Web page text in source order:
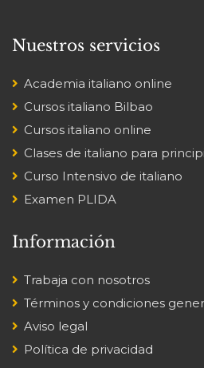
Nuestros servicios
Academia italiano online
Cursos italiano Bilbao
Cursos italiano online
Clases de italiano para
Curso Intensivo de italiano
Examen PLIDA
Información
Trabaja con nosotros
Términos y condiciones
Aviso legal
Política de privacidad